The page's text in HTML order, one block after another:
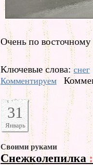
Очень по
Ключевые слова:снег
Комментируем
31
Январь
Своими руками
Снежколепилка